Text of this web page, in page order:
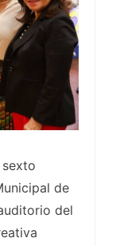
de
del